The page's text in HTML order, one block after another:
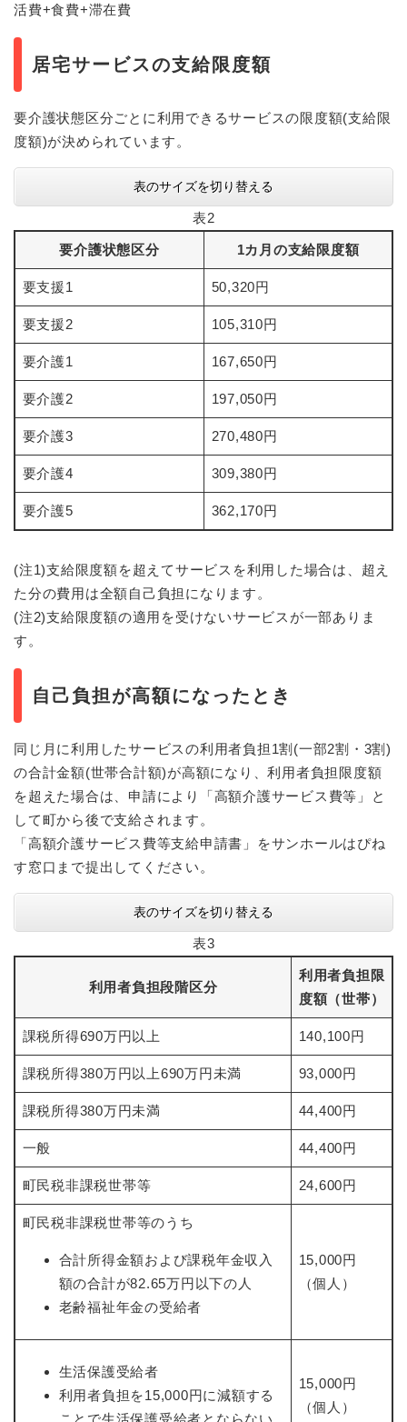
活費+食費+滞在費
居宅サービスの支給限度額
要介護状態区分ごとに利用できるサービスの限度額(支給限
度額)が決められています。
表のサイズを切り替える
表2
要介護状態区分 1カ月の支給限度額
要支援1 50,320円
要支援2 105,310円
要介護1 167,650円
要介護2 197,050円
要介護3 270,480円
要介護4 309,380円
要介護5 362,170円
(注1)支給限度額を超えてサービスを利用した場合は、超え
た分の費用は全額自己負担になります。
(注2)支給限度額の適用を受けないサービスが一部ありま
す。
自己負担が高額になったとき
同じ月に利用したサービスの利用者負担1割(一部2割・3割)
の合計金額(世帯合計額)が高額になり、利用者負担限度額
を超えた場合は、申請により「高額介護サービス費等」と
して町から後で支給されます。
「高額介護サービス費等支給申請書」をサンホールはぴね
す窓口まで提出してください。
表のサイズを切り替える
表3
利用者負担段階区分
利用者負担限
度額（世帯）
課税所得690万円以上 140,100円
課税所得380万円以上690万円未満 93,000円
課税所得380万円未満 44,400円
一般 44,400円
町民税非課税世帯等 24,600円
町民税非課税世帯等のうち
合計所得金額および課税年金収入
額の合計が82.65万円以下の人
老齢福祉年金の受給者
15,000円
（個人）
生活保護受給者
利用者負担を15,000円に減額する
15,000円
（個人）